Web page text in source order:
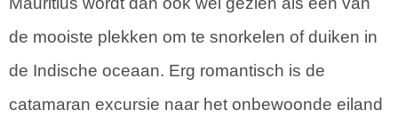
de mooiste plekken om te snorkelen of duiken in
de Indische oceaan. Erg romantisch is de
catamaran excursie naar het onbewoonde eiland